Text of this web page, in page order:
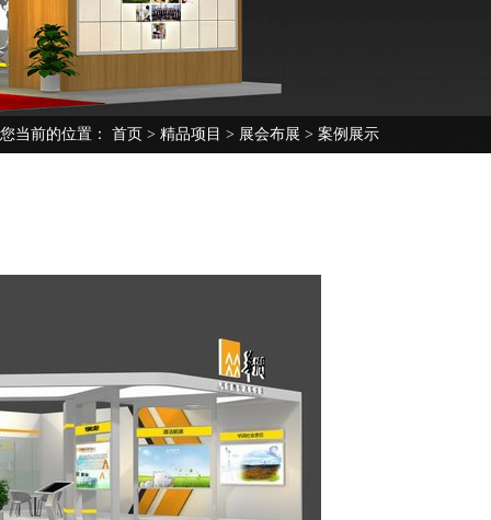
您当前的位置： 首页 > 精品项目 > 展会布展 > 案例展示